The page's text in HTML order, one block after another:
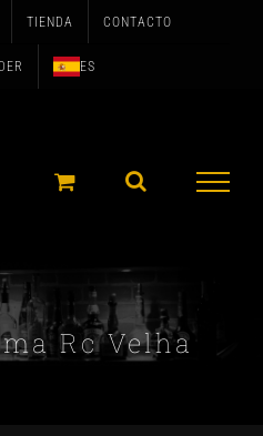
TIENDA CONTACTO
ES
Rc Velha